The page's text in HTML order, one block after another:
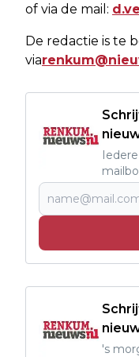
of via de mail:
De redactie is te
via
's